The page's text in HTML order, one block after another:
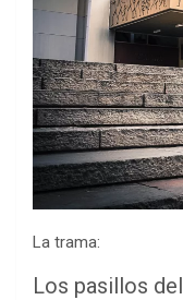
p
p
o
k
La trama:
Los pasillos